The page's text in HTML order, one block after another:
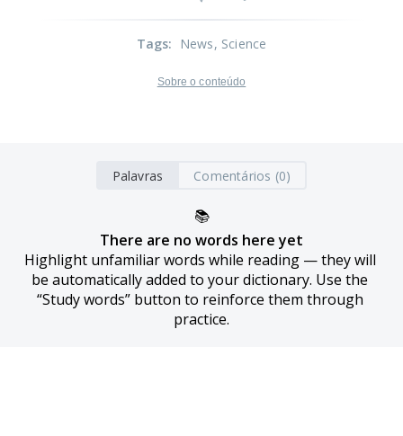
Tags: News, Science
Sobre o conteúdo
Palavras Comentários (0)
📚
There are no words here yet
Highlight unfamiliar words while reading — they will
be automatically added to your dictionary. Use the
“Study words” button to reinforce them through
practice.